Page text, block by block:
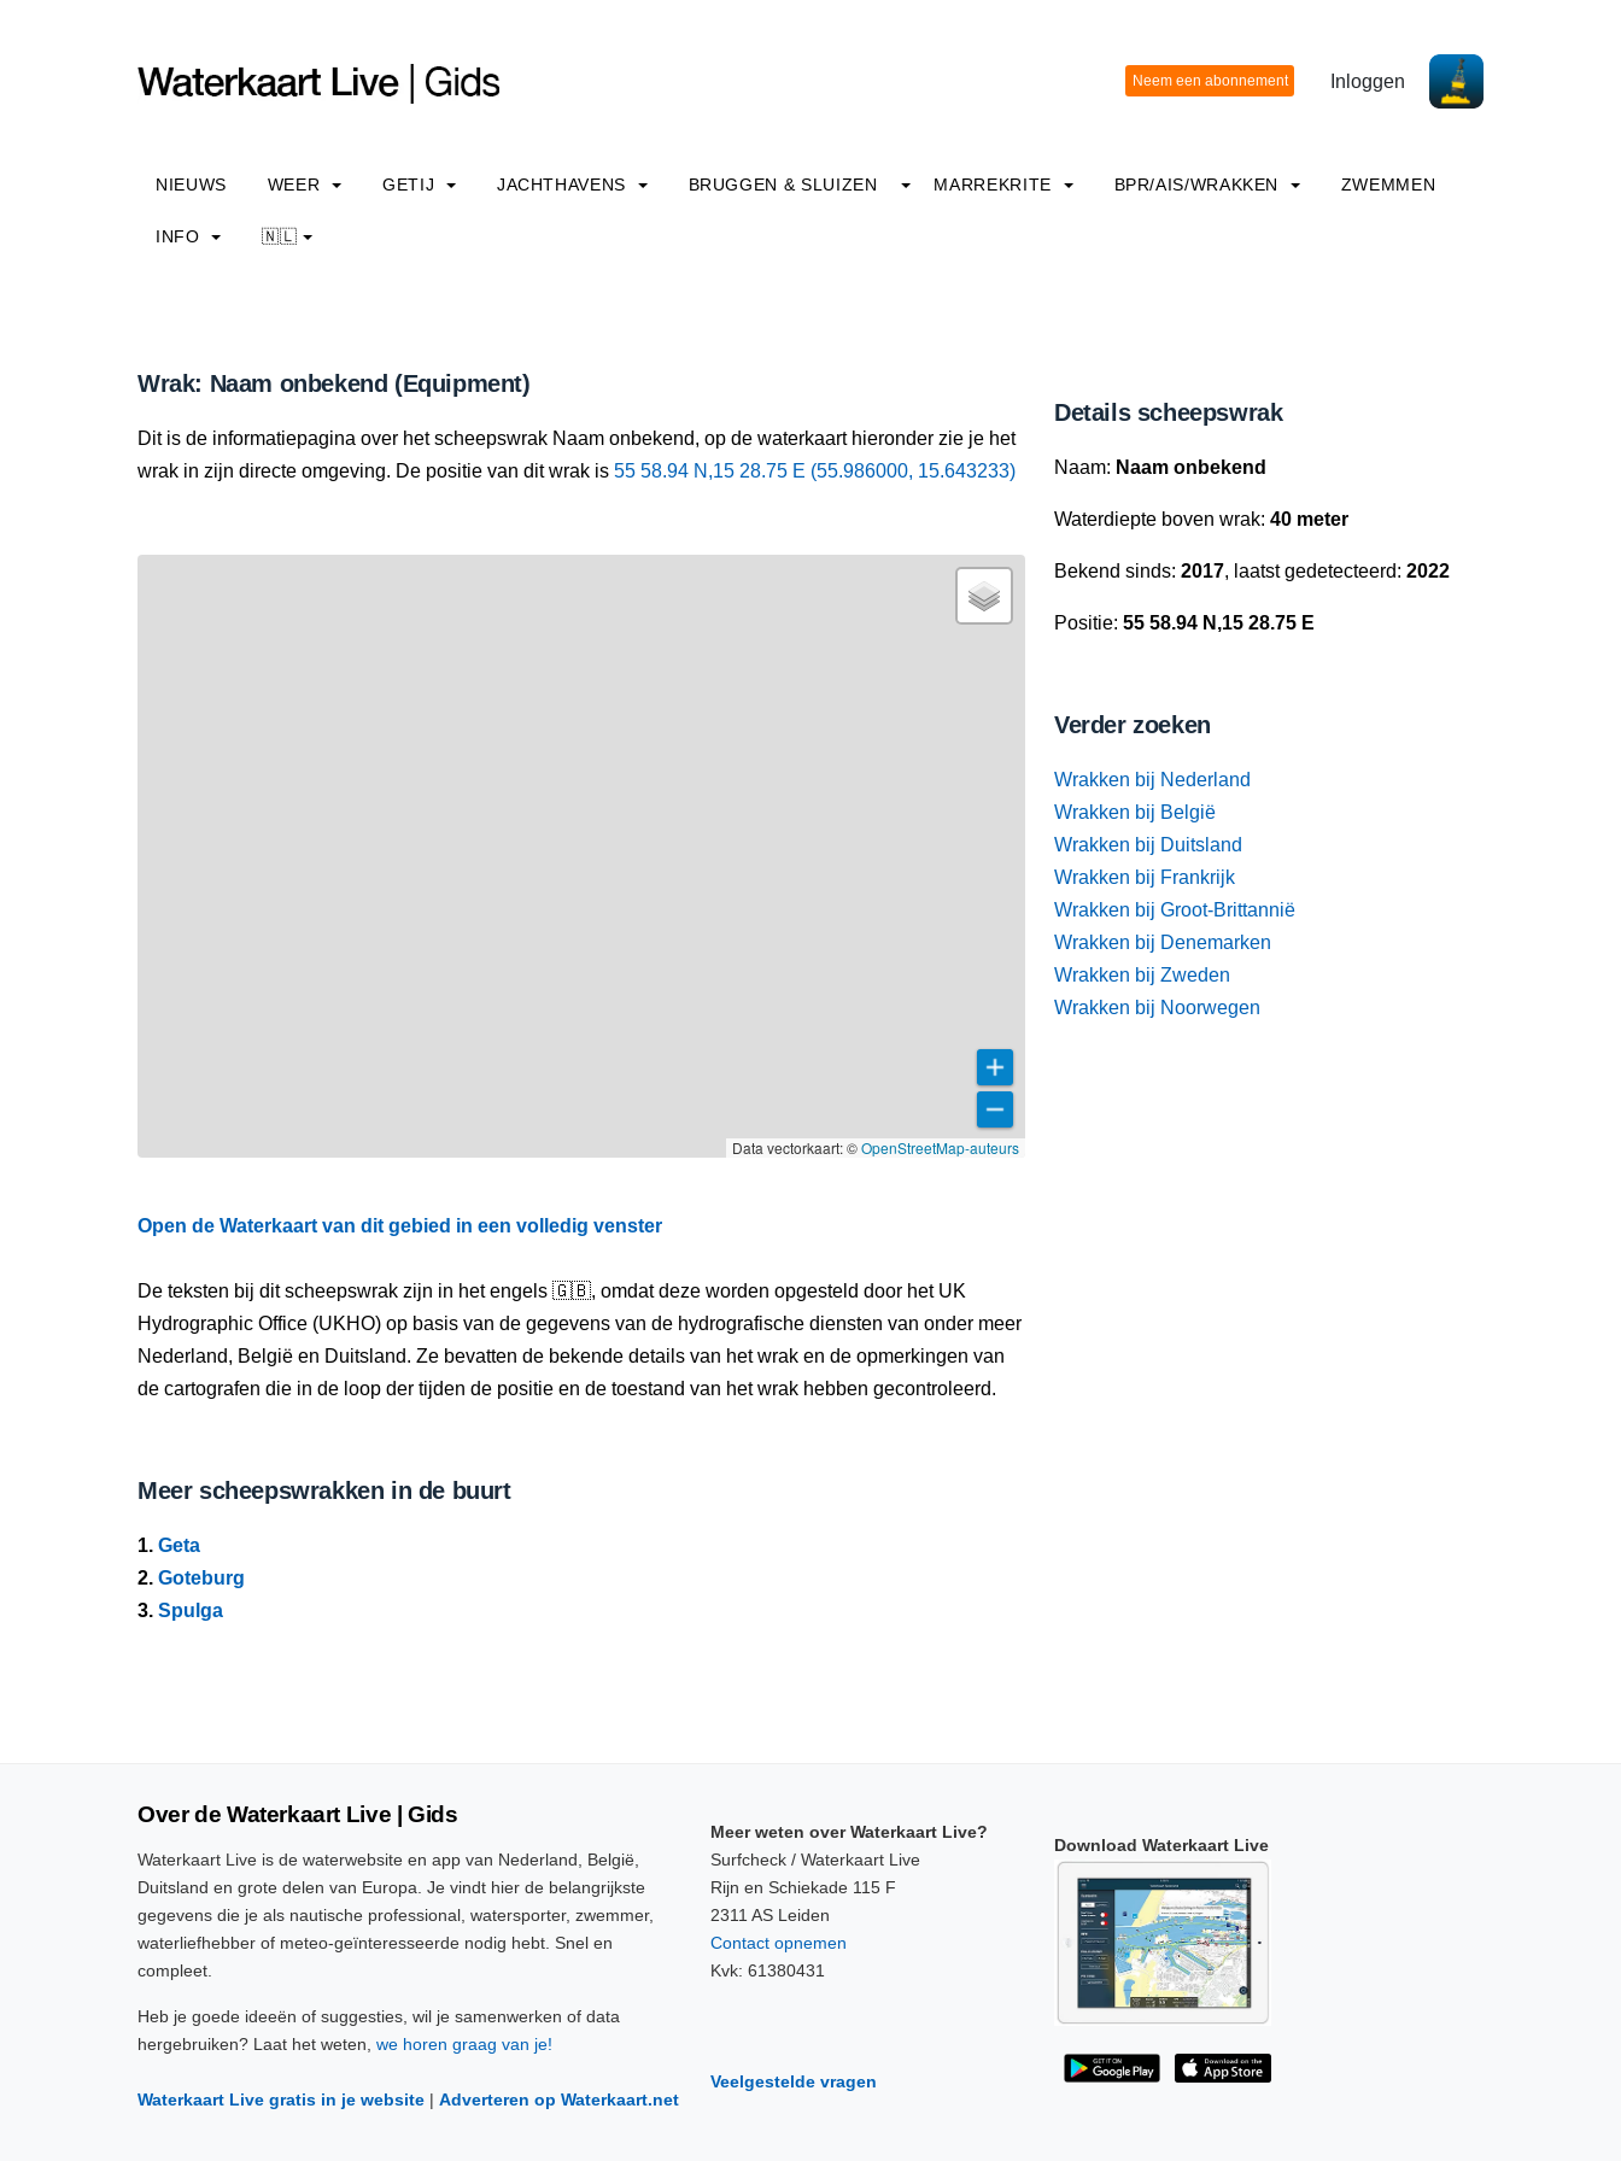
Inloggen
NIEUWS WEER GETIJ JACHTHAVENS BRUGGEN & SLUIZEN MARREKRITE BPR/AIS/WRAKKEN ZWEMMEN
INFO 🇳🇱
Wrak: Naam onbekend (Equipment)
Dit is de informatiepagina over het scheepswrak Naam onbekend, op de waterkaart hieronder zie je het
wrak in zijn directe omgeving. De positie van dit wrak is 55 58.94 N,15 28.75 E (55.986000, 15.643233)
Data vectorkaart: ©OpenStreetMap-auteurs
Open de Waterkaart van dit gebied in een volledig venster
De teksten bij dit scheepswrak zijn in het engels 🇬🇧, omdat deze worden opgesteld door het UK
Hydrographic Office (UKHO) op basis van de gegevens van de hydrografische diensten van onder meer
Nederland, België en Duitsland. Ze bevatten de bekende details van het wrak en de opmerkingen van
de cartografen die in de loop der tijden de positie en de toestand van het wrak hebben gecontroleerd.
Meer scheepswrakken in de buurt
1. Geta
2. Goteburg
3. Spulga
Details scheepswrak
Naam: Naam onbekend
Waterdiepte boven wrak: 40 meter
Bekend sinds: 2017, laatst gedetecteerd: 2022
Positie: 55 58.94 N,15 28.75 E
Verder zoeken
Wrakken bij Nederland
Wrakken bij België
Wrakken bij Duitsland
Wrakken bij Frankrijk
Wrakken bij Groot-Brittannië
Wrakken bij Denemarken
Wrakken bij Zweden
Wrakken bij Noorwegen
Over de Waterkaart Live | Gids
Waterkaart Live is de waterwebsite en app van Nederland, België,
Duitsland en grote delen van Europa. Je vindt hier de belangrijkste
gegevens die je als nautische professional, watersporter, zwemmer,
waterliefhebber of meteo-geïnteresseerde nodig hebt. Snel en
compleet.
Heb je goede ideeën of suggesties, wil je samenwerken of data
hergebruiken? Laat het weten, we horen graag van je!
Waterkaart Live gratis in je website | Adverteren op Waterkaart.net
Meer weten over Waterkaart Live?
Surfcheck / Waterkaart Live
Rijn en Schiekade 115 F
2311 AS Leiden
Contact opnemen
Kvk: 61380431
Veelgestelde vragen
Download Waterkaart Live